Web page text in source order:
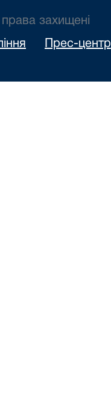
захищені
Прес-центр